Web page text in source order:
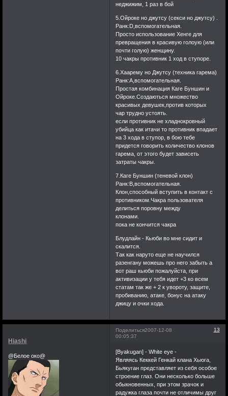
неджижим, 1 раз в бой
5.Ойроке но джутсу (секси но джутсу) .
Ранк:D,вспомогательная.
Просто использование Хенге для
превращения в красивую голоую (или
почти голую) женщину.
10 чакры противник 1 ход в ступоре.
6.Хаарему но Джутсу (техника гарема)
Ранк:А,вспомогательная.
Простая комбинация Каге Буншин и
Ойроке.Создаються множество
красивых девушек,против которых
чар трудно устоять.
если противник не хладнокровный
убийца как итачи то противник впадает
на 3 хода в ступор, в бою тебе
придется говорить количество клонов
гарема, от этого будет зависеть
затраты чакры.
7.Каге Буншин (теневой клон)
Ранк:В,вспомогательная.
Клон,способный вступить в контакт с
противником.Чакра пользователя
делиться поровну между
клонами.
пока не кончится чакра
Блудлайн - Кьюби во мне сидит и
скалится.
Так как наруто еще не научился
разенгану можешь про него забыть а
вот раш кьюби пожалуйста, при
активизации у тебя идет +3 ко всем
статам так же + 2 к увороту, защите,
пробиванию, атаке, бонус на атаку
джицу и очки хода.
Поделиться 13
2007-12-08
00:05:37
Hiashi
@Белое око@
[Byakugan] - White eye -
Являясь Кеккей Генкай клана Хьюга,
Бьякуган представляет из себя особое
строение глаз. Они несколько больше
обыкновенных, при этом зрачок и
радужка глаза почти не отличимы друг